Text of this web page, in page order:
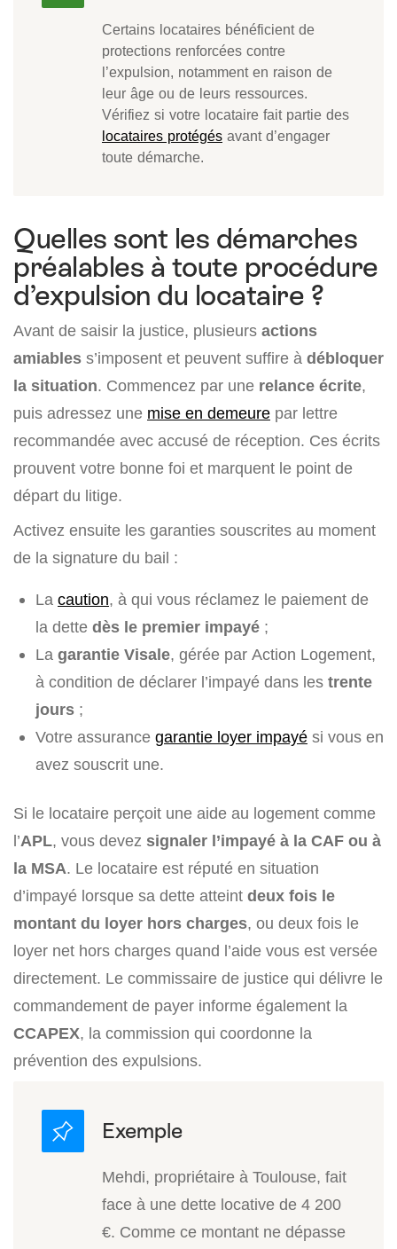
Certains locataires bénéficient de
protections renforcées contre
l’expulsion, notamment en raison de
leur âge ou de leurs ressources.
Vérifiez si votre locataire fait partie des
locataires protégés avant d’engager
toute démarche.
Quelles sont les démarches
préalables à toute procédure
d’expulsion du locataire ?
Avant de saisir la justice, plusieurs actions
amiables s’imposent et peuvent suffire à débloquer
la situation. Commencez par une relance écrite,
puis adressez une mise en demeure par lettre
recommandée avec accusé de réception. Ces écrits
prouvent votre bonne foi et marquent le point de
départ du litige.
Activez ensuite les garanties souscrites au moment
de la signature du bail :
La caution, à qui vous réclamez le paiement de
la dette dès le premier impayé ;
La garantie Visale, gérée par Action Logement,
à condition de déclarer l’impayé dans les trente
jours ;
Votre assurance garantie loyer impayé si vous en
avez souscrit une.
Si le locataire perçoit une aide au logement comme
l’APL, vous devez signaler l’impayé à la CAF ou à
la MSA. Le locataire est réputé en situation
d’impayé lorsque sa dette atteint deux fois le
montant du loyer hors charges, ou deux fois le
loyer net hors charges quand l’aide vous est versée
directement. Le commissaire de justice qui délivre le
commandement de payer informe également la
CCAPEX, la commission qui coordonne la
prévention des expulsions.
Mehdi, propriétaire à Toulouse, fait
face à une dette locative de 4 200
€. Comme ce montant ne dépasse